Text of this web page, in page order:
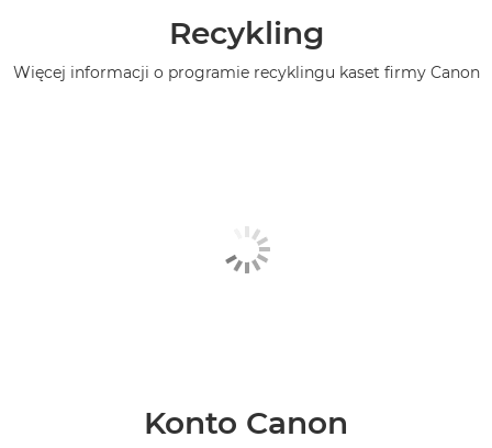
Recykling
Więcej informacji o programie recyklingu kaset firmy Canon
Konto Canon